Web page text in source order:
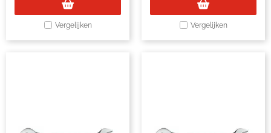
Vergelijken Vergelijken